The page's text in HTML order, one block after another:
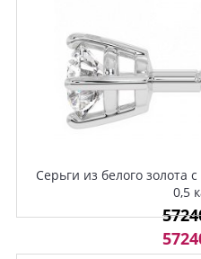
Серьги из белого золота
0,5